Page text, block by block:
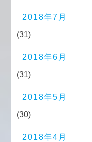
2018年7月
(31)
2018年6月
(31)
2018年5月
(30)
2018年4月